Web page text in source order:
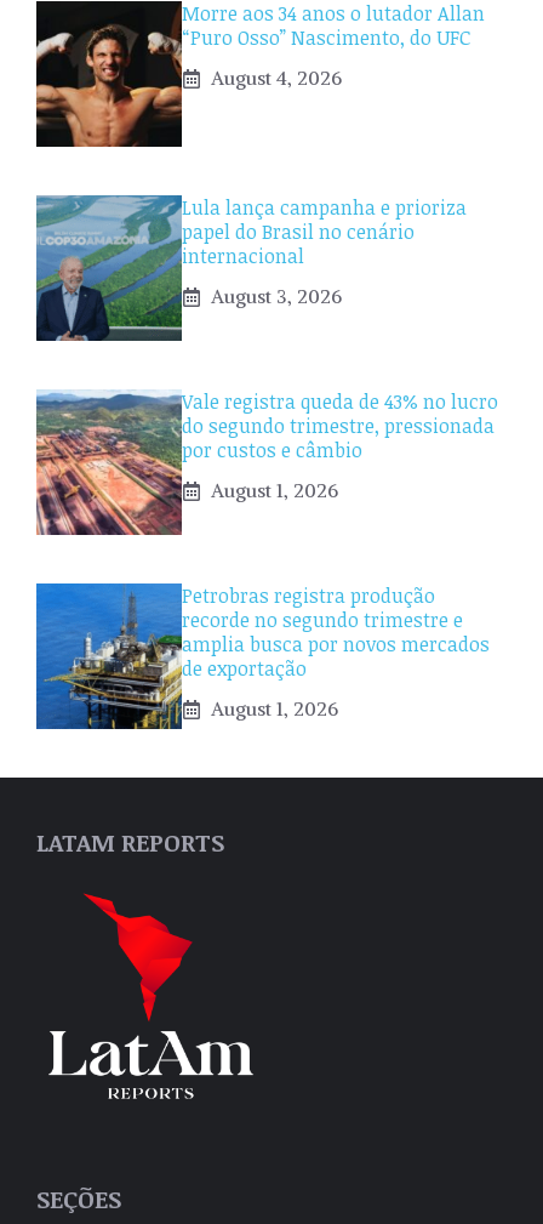
Morre aos 34 anos o lutador Allan
“Puro Osso” Nascimento, do UFC
August 4, 2026
Lula lança campanha e prioriza
papel do Brasil no cenário
internacional
August 3, 2026
Vale registra queda de 43% no lucro
do segundo trimestre, pressionada
por custos e câmbio
August 1, 2026
Petrobras registra produção
recorde no segundo trimestre e
amplia busca por novos mercados
de exportação
August 1, 2026
LATAM REPORTS
SEÇÕES